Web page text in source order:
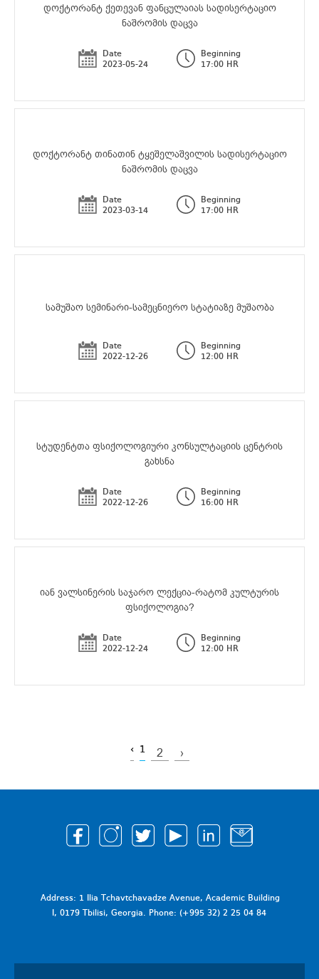
დოქტორანტ ქეთევან ფანცულაიას სადისერტაციო
ნაშრომის დაცვა
Date
2023-05-24
Beginning
17:00 HR
დოქტორანტ თინათინ ტყეშელაშვილის სადისერტაციო
ნაშრომის დაცვა
Date
2023-03-14
Beginning
17:00 HR
სამუშაო სემინარი-სამეცნიერო სტატიაზე მუშაობა
Date
2022-12-26
Beginning
12:00 HR
სტუდენტთა ფსიქოლოგიური კონსულტაციის ცენტრის
გახსნა
Date
2022-12-26
Beginning
16:00 HR
იან ვალსინერის საჯარო ლექცია-რატომ კულტურის
ფსიქოლოგია?
Date
2022-12-24
Beginning
12:00 HR
‹ 1 2 ›
Address: 1 Ilia Tchavtchavadze Avenue, Academic Building
I, 0179 Tbilisi, Georgia. Phone: (+995 32) 2 25 04 84